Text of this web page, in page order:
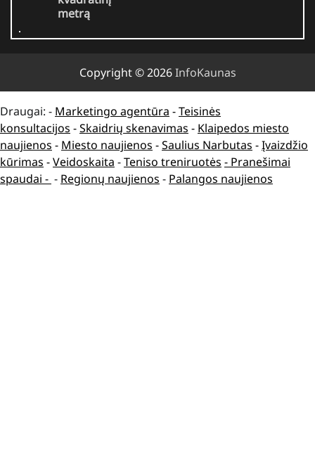
metrą
Copyright © 2026InfoKaunas
Draugai: - Marketingo agentūra -Teisinės
konsultacijos -Skaidrių skenavimas - Klaipedos miesto
naujienos - Miesto naujienos -Saulius Narbutas -Įvaizdžio
kūrimas -Veidoskaita -Teniso treniruotės - Pranešimai
spaudai - - Regionų naujienos - Palangos naujienos